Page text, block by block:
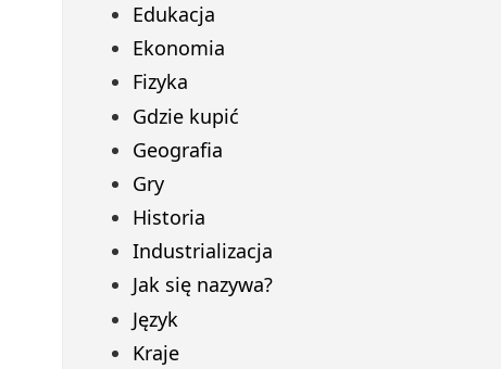
Edukacja
Ekonomia
Fizyka
Gdzie kupić
Geografia
Gry
Historia
Industrializacja
Jak się nazywa?
Język
Kraje